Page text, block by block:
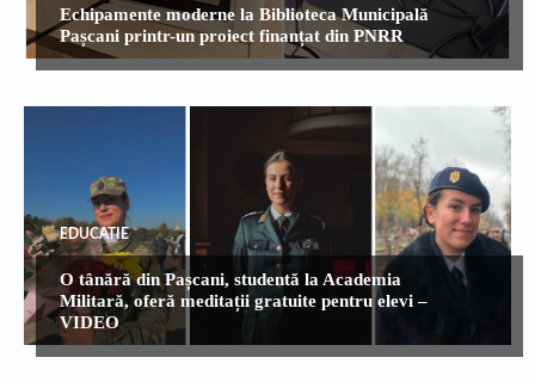
Echipamente moderne la Biblioteca Municipală
Pașcani printr-un proiect finanțat din PNRR
EDUCATIE
O tânără din Pașcani, studentă la Academia
Militară, oferă meditații gratuite pentru elevi –
VIDEO